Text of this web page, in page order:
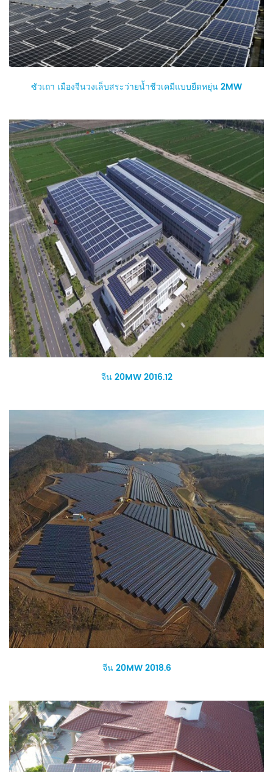
ซัวเถา เมืองจีนวงเล็บสระว่ายน้ำชีวเคมีแบบยืดหยุ่น 2MW
จีน 20MW 2016.12
จีน 20MW 2018.6